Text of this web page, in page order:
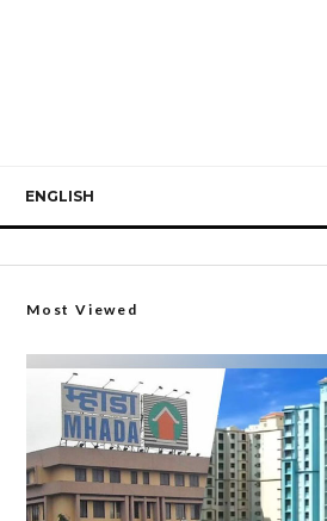
ENGLISH
Most Viewed